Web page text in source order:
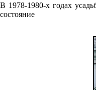
В 1978-1980-х годах
состояние